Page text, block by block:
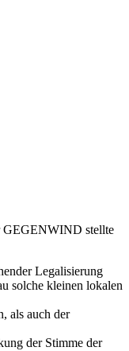
GEGENWIND stellte
Legalisierung
solche kleinen lokalen
als auch der
der Stimme der